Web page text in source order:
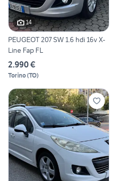
14
PEUGEOT 207 SW 1.6 hdi 16v X-
Line Fap FL
2.990 €
Torino(TO)